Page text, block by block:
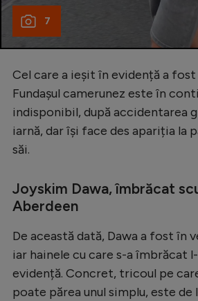
7
Cel care a ieșit în evidență a fost
Fundașul camerunez este în
indisponibil, după accidentarea
iarnă, dar își face des apariția la
săi.
Joyskim Dawa, îmbrăcat
Aberdeen
De această dată, Dawa a fost în
iar hainele cu care s-a îmbrăcat
evidență. Concret, tricoul pe
poate părea unul simplu, este de